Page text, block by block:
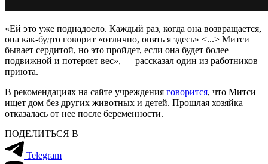
«Ей это уже поднадоело. Каждый раз, когда она возвращается,
она как-будто говорит «отлично, опять я здесь» <...> Митси
бывает сердитой, но это пройдет, если она будет более
подвижной и потеряет вес», — рассказал один из работников
приюта.
В рекомендациях на сайте учреждения говорится, что Митси
ищет дом без других животных и детей. Прошлая хозяйка
отказалась от нее после беременности.
ПОДЕЛИТЬСЯ В
Telegram